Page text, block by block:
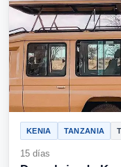
KENIA TANZANIA
15 días